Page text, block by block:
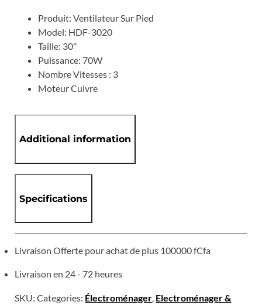
Produit: Ventilateur Sur Pied
Model: HDF-3020
Taille: 30″
Puissance: 70W
Nombre Vitesses : 3
Moteur Cuivre
Additional information
Specifications
Livraison Offerte pour achat de plus 100000 fCfa
Livraison en 24 - 72 heures
SKU:Categories: Électroménager Electroménager &